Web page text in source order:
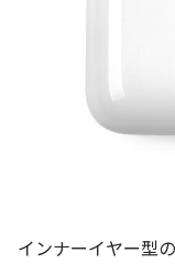
インナーイヤー型